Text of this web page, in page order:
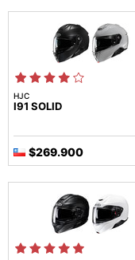
HJC
I91 SOLID
$269.900